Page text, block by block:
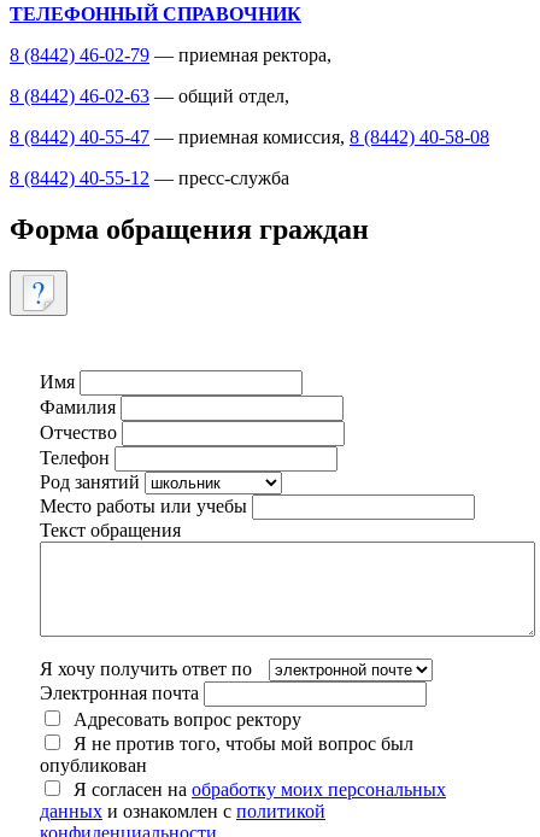
ТЕЛЕФОННЫЙ СПРАВОЧНИК
8 (8442) 46-02-79 — приемная ректора,
8 (8442) 46-02-63 — общий отдел,
8 (8442) 40-55-47 — приемная комиссия, 8 (8442) 40-58-08
8 (8442) 40-55-12 — пресс-служба
Форма обращения граждан
Имя
Фамилия
Отчество
Телефон
Род занятий
Место работы или учебы
Текст обращения
Я хочу получить ответ по
Электронная почта
Адресовать вопрос ректору
Я не против того, чтобы мой вопрос был
опубликован
Я согласен на обработку моих персональных
данных и ознакомлен с политикой